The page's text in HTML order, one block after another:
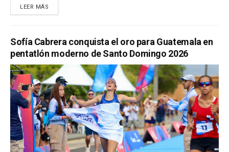
LEER MÁS
Sofía Cabrera conquista el oro para Guatemala en
pentatlón moderno de Santo Domingo 2026